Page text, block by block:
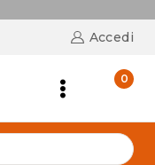
Accedi
0